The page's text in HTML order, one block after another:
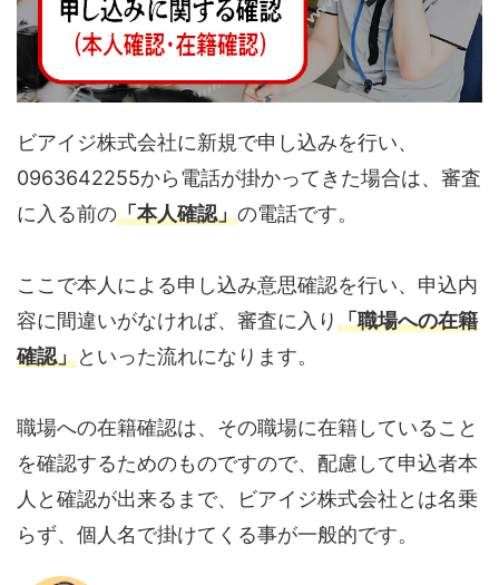
ビアイジ株式会社に新規で申し込みを行い、
0963642255から電話が掛かってきた場合は、審査
に入る前の「本人確認」の電話です。
ここで本人による申し込み意思確認を行い、申込内
容に間違いがなければ、審査に入り「職場への在籍
確認」といった流れになります。
職場への在籍確認は、その職場に在籍していること
を確認するためのものですので、配慮して申込者本
人と確認が出来るまで、ビアイジ株式会社とは名乗
らず、個人名で掛けてくる事が一般的です。